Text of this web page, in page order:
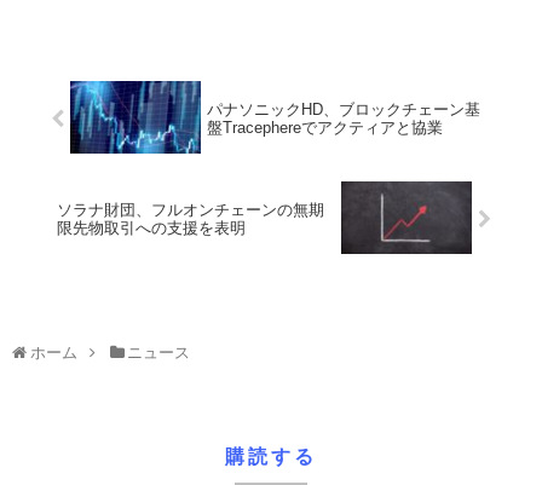
パナソニックHD、ブロックチェーン基
盤Tracephereでアクティアと協業
ソラナ財団、フルオンチェーンの無期
限先物取引への支援を表明
ホーム ニュース
購読する